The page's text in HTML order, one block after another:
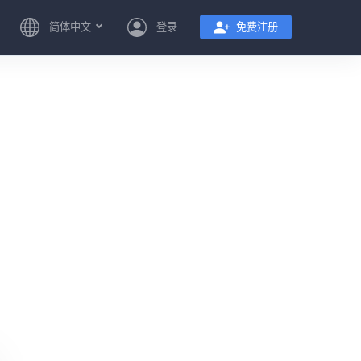
简体中文 登录 免费注册